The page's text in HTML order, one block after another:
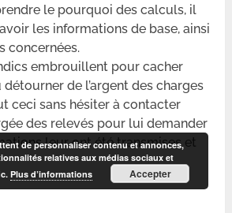
le pourquoi des calculs, il
les informations de base, ainsi
concernées.
embrouillent pour cacher
de l’argent des charges
ceci sans hésiter à contacter
des relevés pour lui demander
leur ont été transmises et
de personnaliser contenu et annonces,
relatives aux médias sociaux et
Plus d’informations Accepter